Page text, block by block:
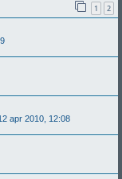
1 2
apr 2010, 12:08